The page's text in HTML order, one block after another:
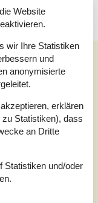
Bewertung
(0)
Website
wir Ihre Statistiken
und
anonymisierte
erklären
Statistiken), dass
an Dritte
Statistiken und/oder